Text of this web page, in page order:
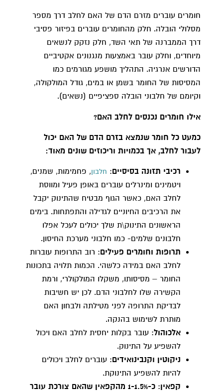
חומרים עוברים מזרם הדם של האם לחלב דרך מספר
מסלולי הובלה. חלק מהחומרים עוברים בפיזור פסיבי
דרך הממברנה של תאי השד, חלק נזקק לנשאים
מיוחדים, וחלק עובר באמצעות מנגנונים אקטיביים
הדורשים אנרגיה. התהליך מושפע מגורמים כמו
המסיסות של החומר בשמן או במים, גודל המולקולה,
וקיומם של חלבוני הובלה ספציפיים (נשאים).
אילו חומרים נכנסים לחלב האם?
כמעט כל חומר שנמצא בזרם הדם של האם יכול
לעבור לחלב, אך בכמויות וריכוזים שונים מאוד:
רכיבי תזונה בסיסיים: חלבון, פחמימות, שמנים,
ויטמינים ומינרלים עוברים באופן פעיל ומווסת
לחלב האם, כאשר הגוף מבטיח שהתינוק יקבל
את הרכיבים החיוניים לגדילה והתפתחות. בימים
הראשונים התינוק\ת שלך יכולים לעכל אפלו
חלבונים שלמים- כמו חלבוני מערכת החיסון.
תרופות וחומרים פעילים: רוב התרופות עוברות
לחלב האם במידה כלשהי. הכמות תלויה בתכונות
החומר – מסיסותו, משקלו המולקולרי, ורמת
הקשירה שלו לחלבוני הדם. לכן יש חשיבות
לבדיקת התרופה לפני מטילתה ולבחון האם
מותרת לשימוש בהנקה.
אלכוהול: עובר בקלות יחסית לחלב האם ויכול
להשפיע על התינוק.
ניקוטין וקנבינואידים: עוברים לחלב ויכולים
להיות להשפיע התינוקת.
קפאין:
כ-1-1.5% מהקפאין שהאם צורכת עובר